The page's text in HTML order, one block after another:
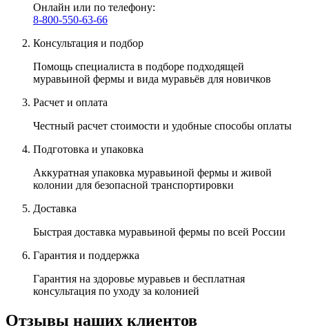
Онлайн или по телефону:
8-800-550-63-66
Консультация и подбор
Помощь специалиста в подборе подходящей
муравьиной фермы и вида муравьёв для новичков
Расчет и оплата
Честный расчет стоимости и удобные способы оплаты
Подготовка и упаковка
Аккуратная упаковка муравьиной фермы и живой
колонии для безопасной транспортировки
Доставка
Быстрая доставка муравьиной фермы по всей России
Гарантия и поддержка
Гарантия на здоровье муравьев и бесплатная
консультация по уходу за колонией
Отзывы наших клиентов